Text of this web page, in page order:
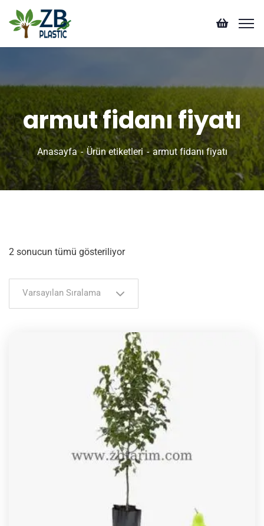
armut fidanı fiyatı
Anasayfa Ürün etiketleri armut fidanı fiyatı
2 sonucun tümü gösteriliyor
Varsayılan Sıralama